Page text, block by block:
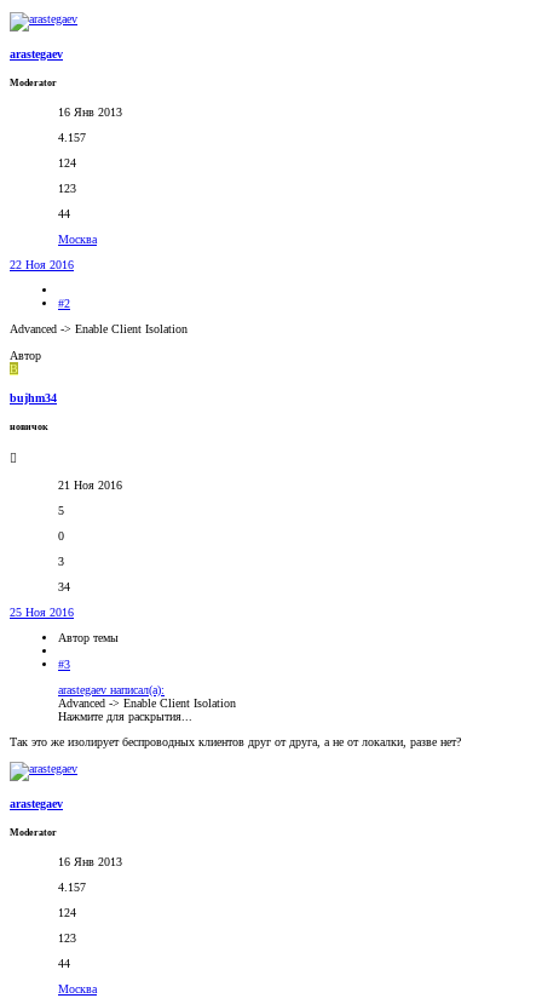
arastegaev
Moderator
16 Янв 2013
4.157
124
123
44
Москва
22 Ноя 2016
#2
Advanced -> Enable Client Isolation
Автор
B
bujhm34
новичок
21 Ноя 2016
5
0
3
34
25 Ноя 2016
Автор темы
#3
arastegaev написал(а):
Advanced -> Enable Client Isolation
Нажмите для раскрытия...
Так это же изолирует беспроводных клиентов друг от друга, а не от локалки, разве нет?
arastegaev
Moderator
16 Янв 2013
4.157
124
123
44
Москва